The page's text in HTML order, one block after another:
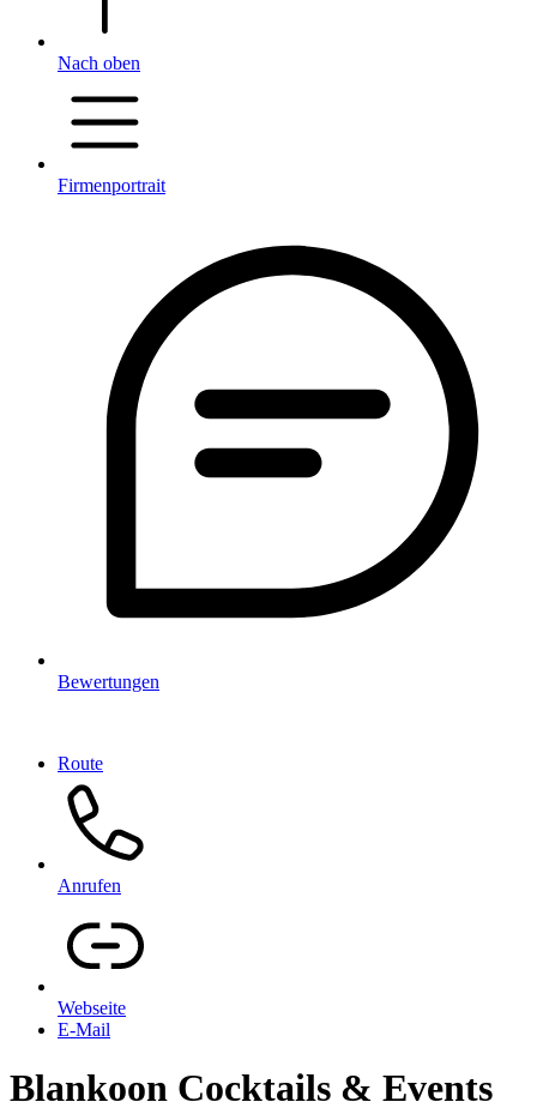
Nach oben
Firmenportrait
Bewertungen
Route
Anrufen
Webseite
E-Mail
Blankoon Cocktails & Events